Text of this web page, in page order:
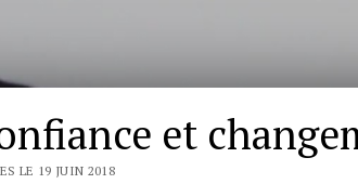
et
LE 19 JUIN 2018